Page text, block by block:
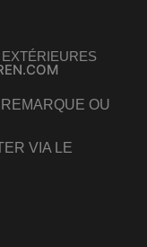
OU
VIA LE